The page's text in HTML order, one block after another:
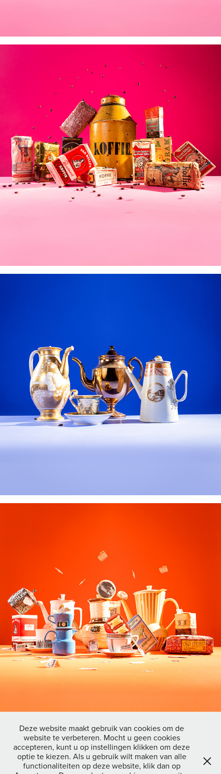
↑ Back to Top
Deze website maakt gebruik van cookies om de
website te verbeteren. Mocht u geen cookies
accepteren, kunt u op instellingen klikken om deze
optie te kiezen. Als u gebruik wilt maken van alle
functionaliteiten op deze website, klik dan op